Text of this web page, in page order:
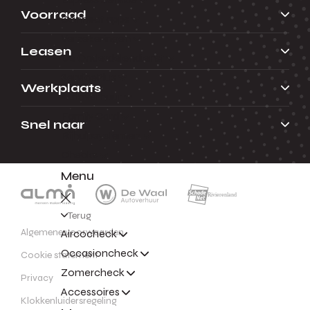
Connect apps
De Onderdelendienst
Autoverhuur
Menu
Terug
Aircocheck
Occasioncheck
Zomercheck
Accessoires
Voorraad
Leasen
Werkplaats
Snel naar
Algemene voorwaarden
Cookie statement
Privacy
Klokkenluidersregeling